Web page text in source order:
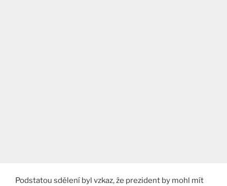
Podstatou sdělení byl vzkaz, že prezident by mohl mít